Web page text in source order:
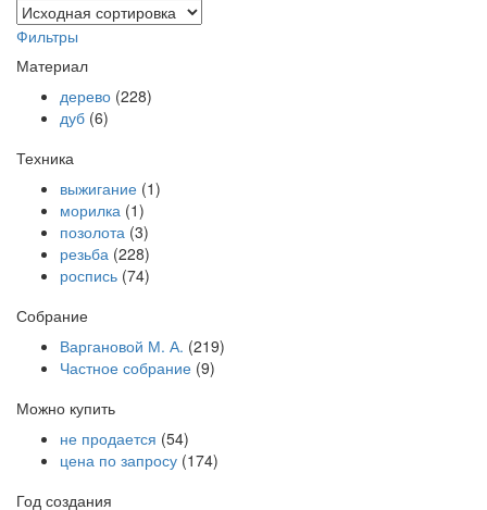
Фильтры
Материал
дерево (228)
дуб (6)
Техника
выжигание (1)
морилка (1)
позолота (3)
резьба (228)
роспись (74)
Собрание
Варгановой М. А. (219)
Частное собрание (9)
Можно купить
не продается (54)
цена по запросу (174)
Год создания